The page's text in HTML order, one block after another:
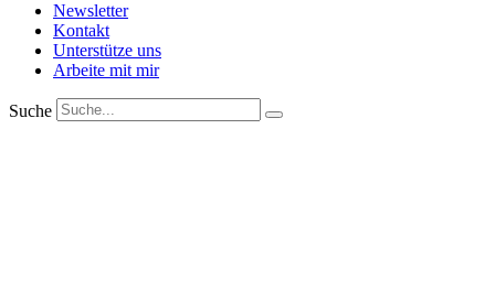
Newsletter
Kontakt
Unterstütze uns
Arbeite mit mir
Suche